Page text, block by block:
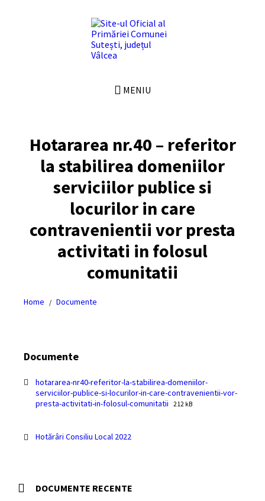
MENIU
Hotararea nr.40 – referitor
la stabilirea domeniilor
serviciilor publice si
locurilor in care
contravenientii vor presta
activitati in folosul
comunitatii
Home / Documente
Documente
hotararea-nr40-referitor-la-stabilirea-domeniilor-
serviciilor-publice-si-locurilor-in-care-contravenientii-vor-
presta-activitati-in-folosul-comunitatii File
File
212 kB
Hotărâri Consiliu Local 2022
DOCUMENTE RECENTE